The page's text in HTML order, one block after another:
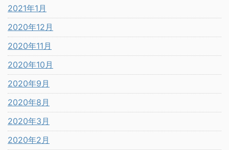
2021年1月
2020年12月
2020年11月
2020年10月
2020年9月
2020年8月
2020年3月
2020年2月